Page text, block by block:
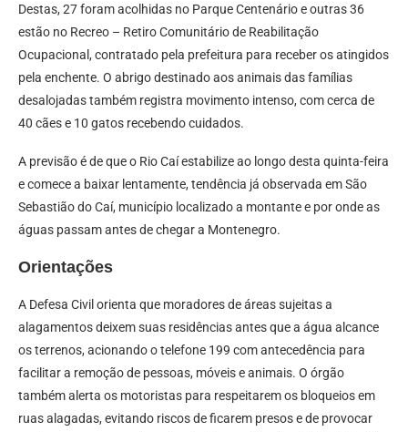
Destas, 27 foram acolhidas no Parque Centenário e outras 36
estão no Recreo – Retiro Comunitário de Reabilitação
Ocupacional, contratado pela prefeitura para receber os atingidos
pela enchente. O abrigo destinado aos animais das famílias
desalojadas também registra movimento intenso, com cerca de
40 cães e 10 gatos recebendo cuidados.
A previsão é de que o Rio Caí estabilize ao longo desta quinta-feira
e comece a baixar lentamente, tendência já observada em São
Sebastião do Caí, município localizado a montante e por onde as
águas passam antes de chegar a Montenegro.
Orientações
A Defesa Civil orienta que moradores de áreas sujeitas a
alagamentos deixem suas residências antes que a água alcance
os terrenos, acionando o telefone 199 com antecedência para
facilitar a remoção de pessoas, móveis e animais. O órgão
também alerta os motoristas para respeitarem os bloqueios em
ruas alagadas, evitando riscos de ficarem presos e de provocar